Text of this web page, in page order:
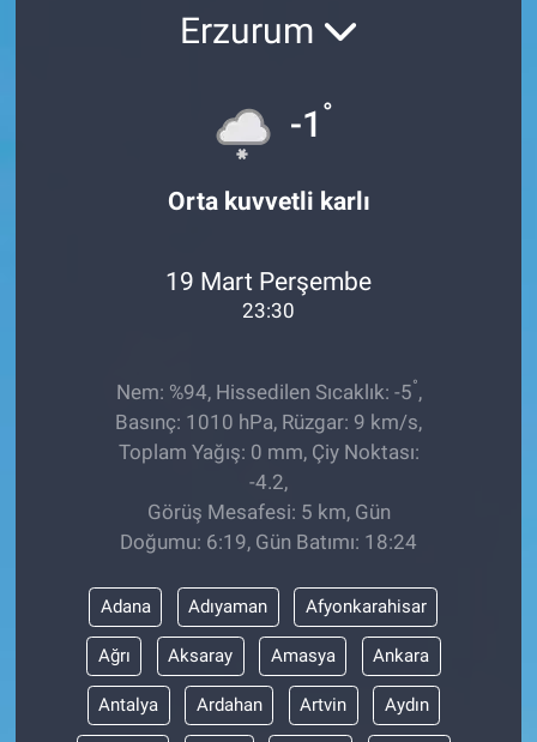
Erzurum
-1 °
Orta kuvvetli karlı
19 Mart Perşembe
23:30
Nem: %94, Hissedilen Sıcaklık: -5°,
Basınç: 1010 hPa, Rüzgar: 9 km/s,
Toplam Yağış: 0 mm, Çiy Noktası:
-4.2,
Görüş Mesafesi: 5 km, Gün
Doğumu: 6:19, Gün Batımı: 18:24
Adana Adıyaman Afyonkarahisar
Ağrı Aksaray Amasya Ankara
Antalya Ardahan Artvin Aydın